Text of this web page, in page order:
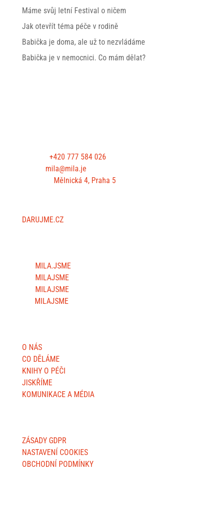
Máme svůj letní Festival o ničem
Jak otevřít téma péče v rodině
Babička je doma, ale už to nezvládáme
Babička je v nemocnici. Co mám dělat?
+420 777 584 026
mila@mila.je
Mělnická 4, Praha 5
DARUJME.CZ
MILA.JSME
MILAJSME
MILAJSME
MILAJSME
O NÁS
CO DĚLÁME
KNIHY O PÉČI
JISKŘÍME
KOMUNIKACE A MÉDIA
ZÁSADY GDPR
NASTAVENÍ COOKIES
OBCHODNÍ PODMÍNKY